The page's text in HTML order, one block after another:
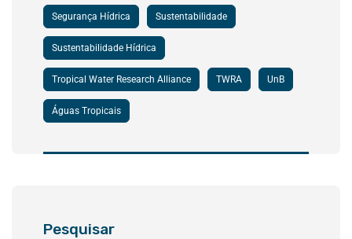
Segurança Hídrica Sustentabilidade
Sustentabilidade Hídrica
Tropical Water Research Alliance TWRA UnB
Águas Tropicais
Pesquisar